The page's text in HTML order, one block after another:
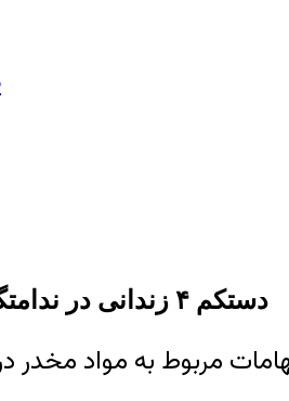
دستکم ۴ زندانی در ندامتگاه مرکزی کرج اعدام شدند
مربوط به مواد مخدر